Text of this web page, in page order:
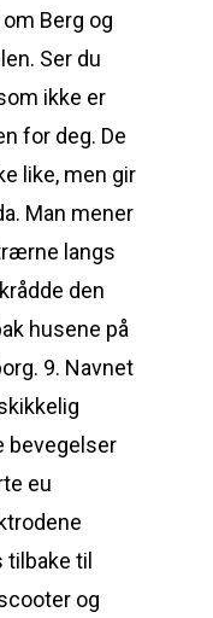
Berg og
Ser du
ikke er
for deg. De
like, men gir
Man mener
langs
den
husene på
9. Navnet
bevegelser
eu
tilbake til
og